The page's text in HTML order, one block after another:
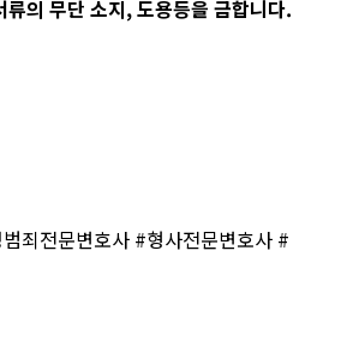
의 무단 소지, 도용등을 금합니다.
죄전문변호사 #형사전문변호사 #